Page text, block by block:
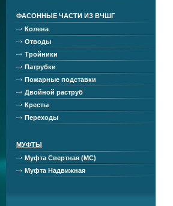
ФАСОННЫЕ ЧАСТИ ИЗ ВЧШГ
Колена
Отводы
Тройники
Патрубки
Пожарные подставки
Двойной раструб
Кресты
Переходы
МУФТЫ
Муфта Свертная (МС)
Муфта Надвижная